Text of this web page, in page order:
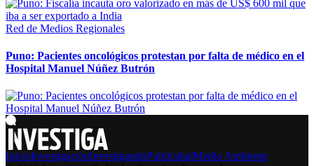
Red de Medios Regionales
Puno: Pacientes oncológicos protestan por falta de médico en el
Hospital Manuel Núñez Butrón
InicioInvestigaciónInvestigandoPublicidadMedio Ambiente